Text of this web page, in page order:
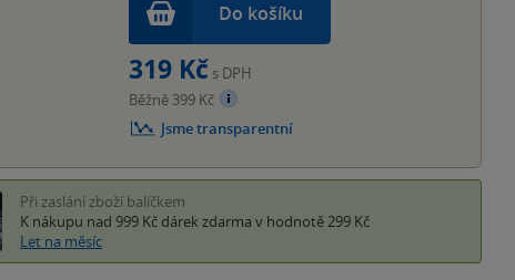
Do košíku
319 Kč s DPH
Běžně 399 Kč
Jsme transparentní
Při zaslání zboží balíčkem
K nákupu nad 999 Kč dárek zdarma v hodnotě 299 Kč
Let na měsíc